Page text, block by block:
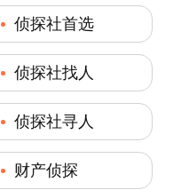
侦探社首选
侦探社找人
侦探社寻人
财产侦探